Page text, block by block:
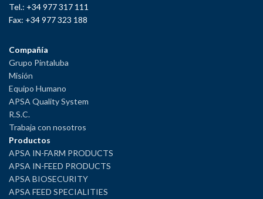
Tel.: +34 977 317 111
Fax: +34 977 323 188
Compañía
Grupo Pintaluba
Misión
Equipo Humano
APSA Quality System
R.S.C.
Trabaja con nosotros
Productos
APSA IN-FARM PRODUCTS
APSA IN-FEED PRODUCTS
APSA BIOSECURITY
APSA FEED SPECIALITIES